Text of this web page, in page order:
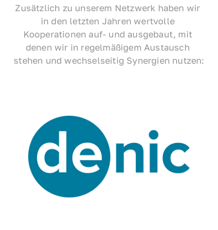
Zusätzlich zu unserem Netzwerk haben wir
in den letzten Jahren wertvolle
Kooperationen auf- und ausgebaut, mit
denen wir in regelmäßigem Austausch
stehen und wechselseitig Synergien nutzen: